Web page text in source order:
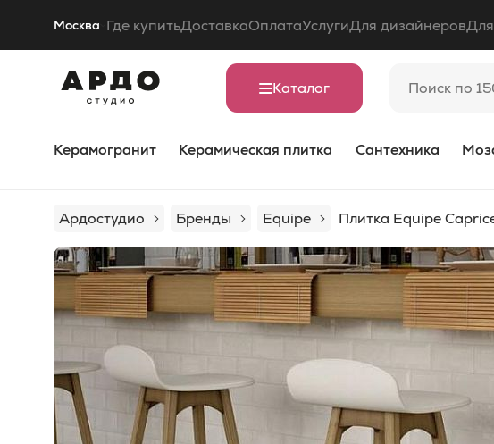
Москва Где купитьДоставкаОплатаУслугиДля дизайнеров
Каталог
Керамогранит Керамическая плитка Сантехника
Ардостудио Бренды Equipe Плитка Equipe